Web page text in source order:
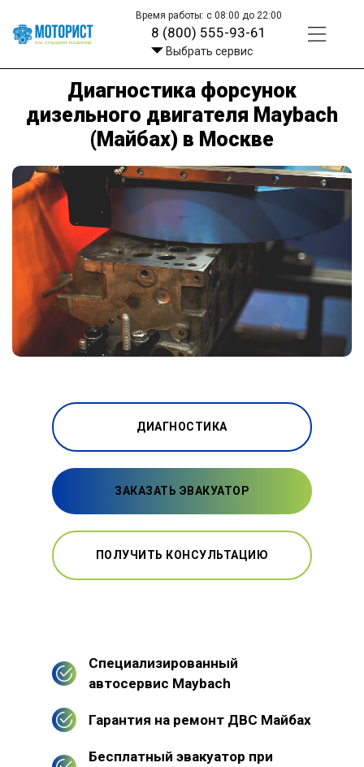
Время работы: с 08:00 до 22:00
8 (800) 555-93-61
Выбрать сервис
Диагностика форсунок
дизельного двигателя Maybach
(Майбах) в Москве
ДИАГНОСТИКА
ЗАКАЗАТЬ ЭВАКУАТОР
ПОЛУЧИТЬ КОНСУЛЬТАЦИЮ
Специализированный
автосервис Maybach
Гарантия на ремонт ДВС Майбах
Бесплатный эвакуатор при